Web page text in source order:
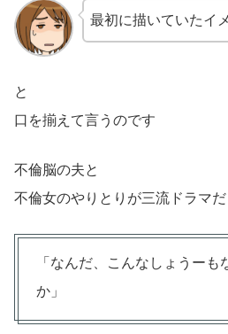
最初に描いていたイ
と
口を揃えて言うのです
不倫脳の夫と
不倫女のやりとりが三流ドラマ
「なんだ、こんなしょうーも
か」